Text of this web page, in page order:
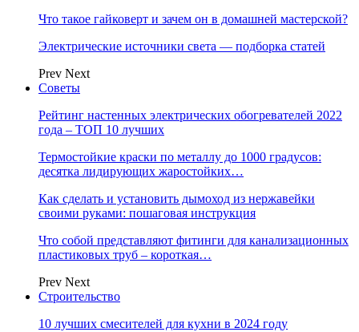
Что такое гайковерт и зачем он в домашней мастерской?
Электрические источники света — подборка статей
Prev Next
Советы
Рейтинг настенных электрических обогревателей 2022
года – ТОП 10 лучших
Термостойкие краски по металлу до 1000 градусов:
десятка лидирующих жаростойких…
Как сделать и установить дымоход из нержавейки
своими руками: пошаговая инструкция
Что собой представляют фитинги для канализационных
пластиковых труб – короткая…
Prev Next
Строительство
10 лучших смесителей для кухни в 2024 году